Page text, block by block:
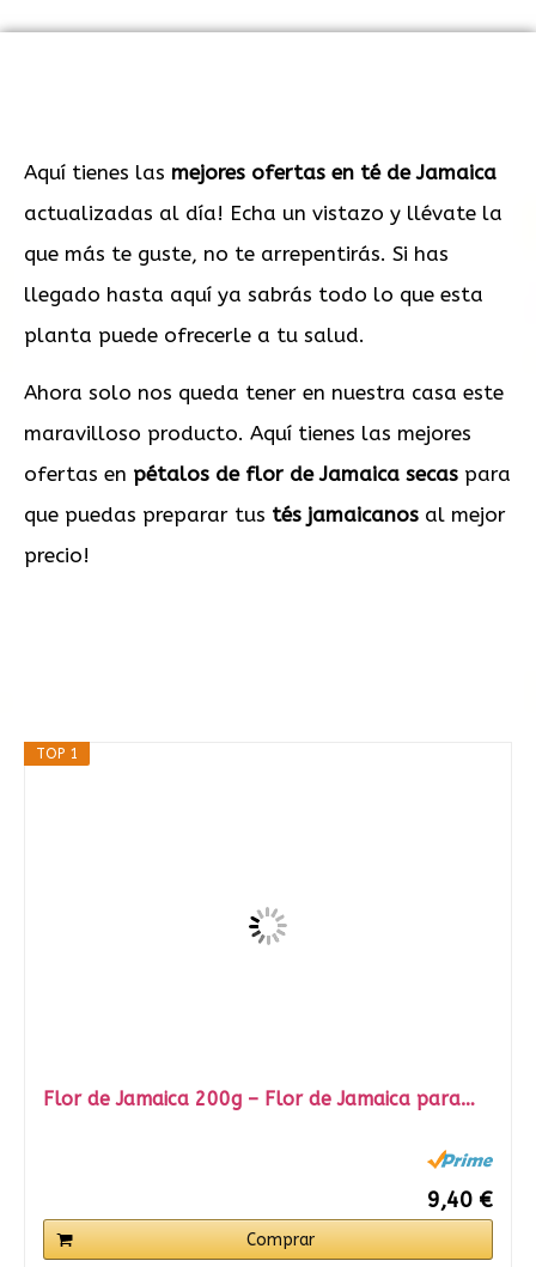
Aquí tienes las mejores ofertas en té de Jamaica
actualizadas al día! Echa un vistazo y llévate la
que más te guste, no te arrepentirás. Si has
llegado hasta aquí ya sabrás todo lo que esta
planta puede ofrecerle a tu salud.
Ahora solo nos queda tener en nuestra casa este
maravilloso producto. Aquí tienes las mejores
ofertas en pétalos de flor de Jamaica secas para
que puedas preparar tus tés jamaicanos al mejor
precio!
TOP 1
Flor de Jamaica 200g – Flor de Jamaica para…
9,40 €
Comprar